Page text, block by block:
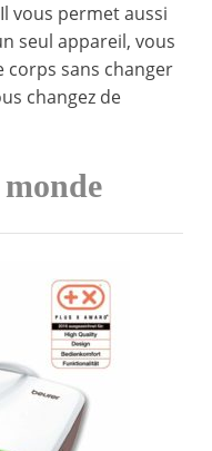
vous permet aussi
seul appareil, vous
corps sans changer
changez de